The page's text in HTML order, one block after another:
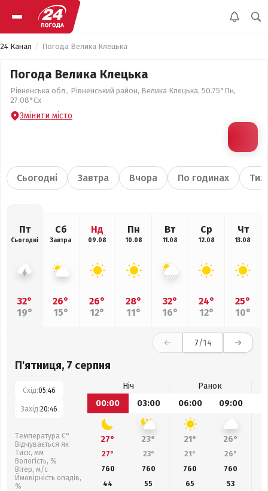
24 Канал Погода Велика Клецька
Погода Велика Клецька
Рівненська обл., Рівненський район, Велика Клецька, 50.75°Пн,
27.08°Сх
Змінити місто
Сьогодні Завтра Вчора По годинах
Пт
Сьогодні
32°
19°
Сб
Завтра
26°
15°
Нд
09.08
26°
12°
Пн
10.08
28°
11°
Вт
11.08
32°
16°
Ср
12.08
24°
12°
Чт
13.08
25°
10°
7/14
П'ятниця, 7 серпня
Схід:05:46
Захід:20:46
Температура С°
Відчувається як
Тиск, мм
Вологість, %
Вітер, м/с
Ймовірність опадів,
%
Ніч
Ранок
00:00
03:00 06:00 09:00
27° 23° 21° 26°
27° 23° 21° 26°
760
760 760 760
44
55 65 53